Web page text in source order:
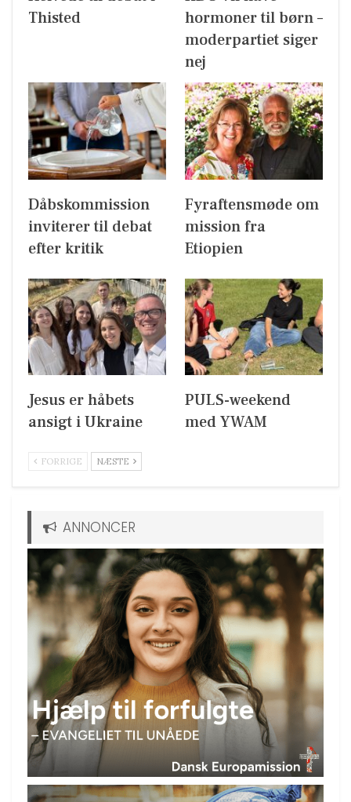
Thisted
hormoner til børn –
moderpartiet siger
nej
Dåbskommission
inviterer til debat
efter kritik
Fyraftensmøde om
mission fra
Etiopien
Jesus er håbets
ansigt i Ukraine
PULS-weekend
med YWAM
FORRIGE NÆSTE
ANNONCER